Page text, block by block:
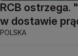
RCB ostrzega.
w dostawie
POLSKA